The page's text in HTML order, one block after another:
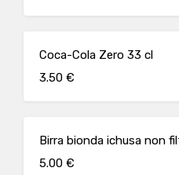
Coca-Cola Zero 33 cl
3.50 €
Birra bionda ichusa non
5.00 €